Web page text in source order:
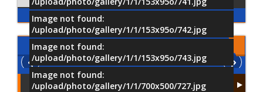
Image not found:
/upload/photo/gallery/1/1/153x95o/742.jpg
Image not found:
/upload/photo/gallery/1/1/153x95o/743.jpg
Image not found:
/upload/photo/gallery/1/1/700x500/727.jpg